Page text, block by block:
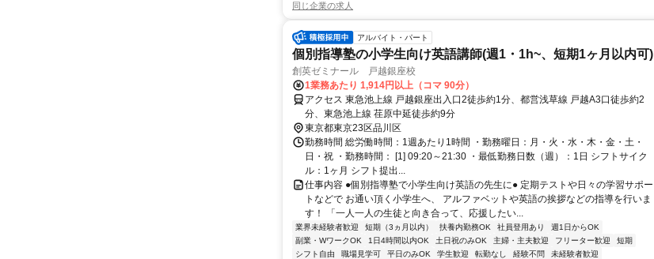
同じ企業の求人
アルバイト・パート
個別指導塾の小学生向け英語講師(週1・1h~、短期1ヶ月以内可)
創英ゼミナール 戸越銀座校
1業務あたり 1,914円以上（コマ 90分）
アクセス 東急池上線 戸越銀座出入口2徒歩約1分、都営浅草線 戸越A3口徒歩約2
分、東急池上線 荏原中延徒歩約9分
東京都東京23区品川区
勤務時間 総労働時間：1週あたり1時間 ・勤務曜日：月・火・水・木・金・土・
日・祝 ・勤務時間： [1] 09:20～21:30 ・最低勤務日数（週）：1日 シフトサイク
ル：1ヶ月 シフト提出...
仕事内容 ●個別指導塾で小学生向け英語の先生に● 定期テストや日々の学習サポー
トなどで お通い頂く小学生へ、 アルファベットや英語の挨拶などの指導を行いま
す！ 「一人一人の生徒と向き合って、応援したい...
業界未経験者歓迎 短期（3ヵ月以内） 扶養内勤務OK 社員登用あり
週1日からOK
副業・WワークOK
1日4時間以内OK 土日祝のみOK 主婦・主夫歓迎 フリーター歓迎
短期
シフト自由
職場見学可 平日のみOK 学生歓迎 転勤なし 経験不問
未経験者歓迎